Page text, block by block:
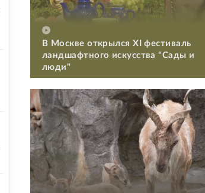
В Москве открылся XI фестиваль
ландшафтного искусства "Сады и
люди"